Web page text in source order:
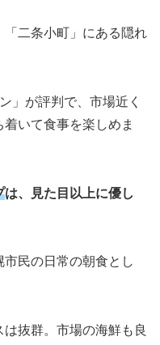
二条小町」にある隠れ
」が評判で、市場近く
いて食事を楽しめま
は、見た目以上に優し
民の日常の朝食とし
抜群。市場の海鮮も良